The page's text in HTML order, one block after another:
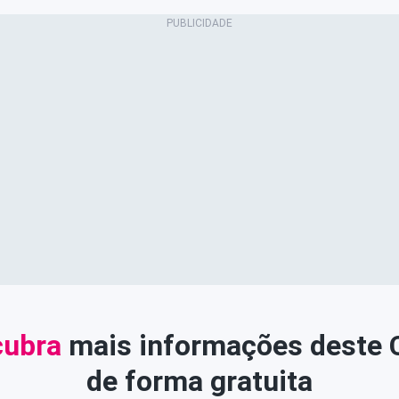
mais informações deste
de forma gratuita